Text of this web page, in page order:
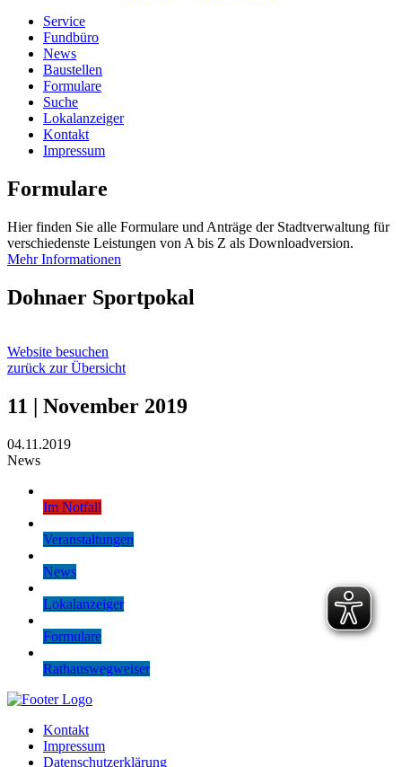
Service
Fundbüro
News
Baustellen
Formulare
Suche
Lokalanzeiger
Kontakt
Impressum
Formulare
Hier finden Sie alle Formulare und Anträge der Stadtverwaltung für
verschiedenste Leistungen von A bis Z als Downloadversion.
Mehr Informationen
Dohnaer Sportpokal
Website besuchen
zurück zur Übersicht
11 | November 2019
04.11.2019
News
Im Notfall
Veranstaltungen
News
Lokalanzeiger
Formulare
Rathauswegweiser
Kontakt
Impressum
Datenschutzerklärung